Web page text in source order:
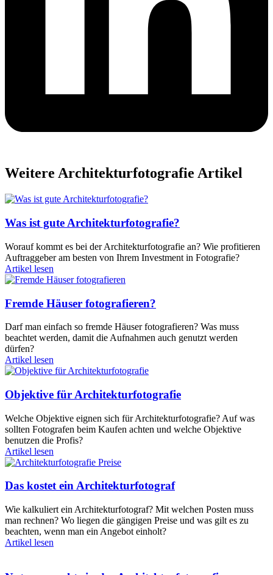
Weitere Architekturfotografie Artikel
Was ist gute Architekturfotografie?
Worauf kommt es bei der Architekturfotografie an? Wie profitieren
Auftraggeber am besten von Ihrem Investment in Fotografie?
Artikel lesen
Fremde Häuser fotografieren?
Darf man einfach so fremde Häuser fotografieren? Was muss
beachtet werden, damit die Aufnahmen auch genutzt werden
dürfen?
Artikel lesen
Objektive für Architekturfotografie
Welche Objektive eignen sich für Architekturfotografie? Auf was
sollten Fotografen beim Kaufen achten und welche Objektive
benutzen die Profis?
Artikel lesen
Das kostet ein Architekturfotograf
Wie kalkuliert ein Architekturfotograf? Mit welchen Posten muss
man rechnen? Wo liegen die gängigen Preise und was gilt es zu
beachten, wenn man ein Angebot einholt?
Artikel lesen